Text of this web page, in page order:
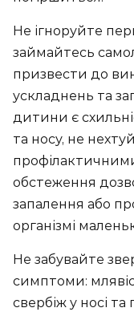
Не ігноруйте
займайтесь
призвести до
ускладнень та
дитини є
та носу, не
обстеження
запалення або
організмі
Не забувайте
симптоми:
свербіж у носі та